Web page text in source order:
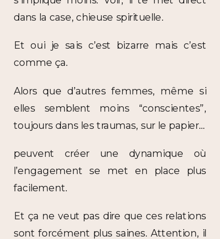
dans la case, chieuse spirituelle.
Et oui je sais c’est bizarre mais c’est
comme ça.
Alors que d’autres femmes, même si
elles semblent moins “conscientes”,
toujours dans les traumas, sur le papier…
peuvent créer une dynamique où
l’engagement se met en place plus
facilement.
Et ça ne veut pas dire que ces relations
sont forcément plus saines. Attention, il